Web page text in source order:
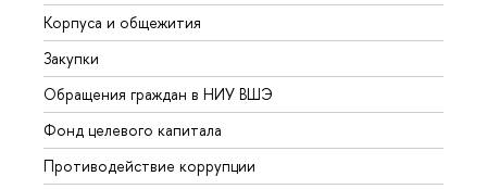
Корпуса и общежития
Закупки
Обращения граждан в НИУ ВШЭ
Фонд целевого капитала
Противодействие коррупции